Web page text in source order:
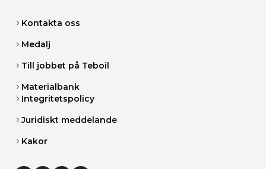
Kontakta oss
Medalj
Till jobbet på Teboil
Materialbank
Integritetspolicy
Juridiskt meddelande
Kakor